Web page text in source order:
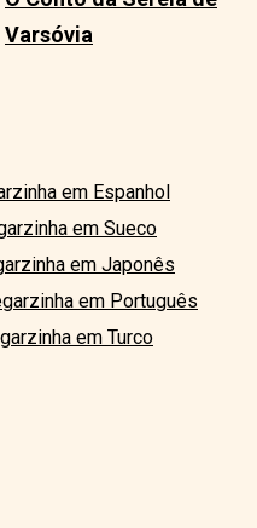
Varsóvia
em Espanhol
em Sueco
em Japonês
em Português
em Turco